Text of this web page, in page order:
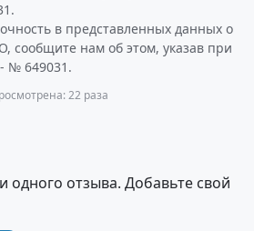
в представленных данных о
сообщите нам об этом, указав при
№ 649031.
22 раза
одного отзыва. Добавьте свой